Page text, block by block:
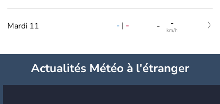
Mardi 11 - | - - -
km/h
Actualités Météo à l'étranger